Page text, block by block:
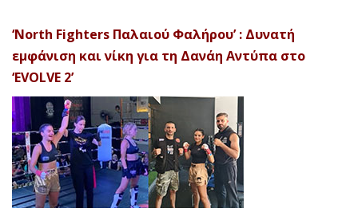
‘North Fighters Παλαιού Φαλήρου’ : Δυνατή
εμφάνιση και νίκη για τη Δανάη Αντύπα στο
‘EVOLVE 2’